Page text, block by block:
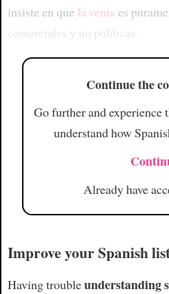
insiste en que la venta es
comerciales y no políticas.
Continue the
Go further and
understand how
Already have
Improve your Spanish
Having troubleunderstanding